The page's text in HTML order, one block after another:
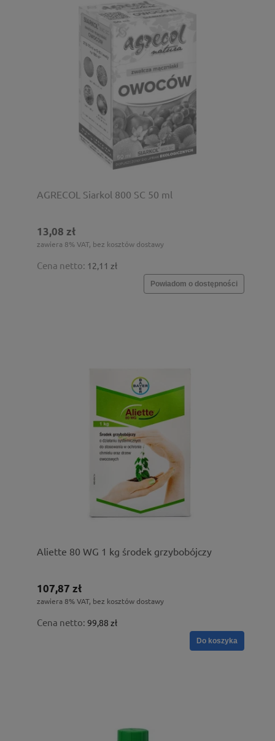
AGRECOL Siarkol 800 SC 50 ml
13,08 zł
zawiera 8% VAT, bez kosztów dostawy
Cena netto: 12,11 zł
Powiadom o dostępności
Aliette 80 WG 1 kg środek grzybobójczy
107,87 zł
zawiera 8% VAT, bez kosztów dostawy
Cena netto: 99,88 zł
Do koszyka